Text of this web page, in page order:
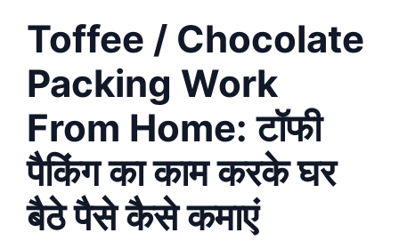
Toffee / Chocolate
Packing Work
From Home: टॉफी
पैकिंग का काम करके घर
बैठे पैसे कैसे कमाएं